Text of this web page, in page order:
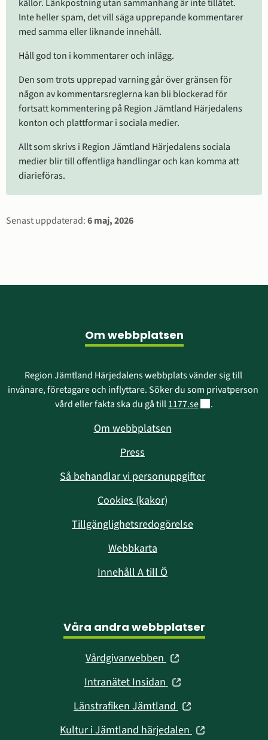
källor. Länkpostning utan sammanhang är inte tillåtet.
Inte heller spam, det vill säga upprepande kommentarer
med samma eller liknande innehåll.
Håll god ton i kommentarer och inlägg.
Den som trots upprepad varning går över gränsen för
någon av kommentarsreglerna kan bli blockerad för
fortsatt kommentering på Region Jämtland Härjedalens
konton och plattformar i sociala medier.
Allt som skrivs i Region Jämtland Härjedalens sociala
medier blir till offentliga handlingar och kan komma att
diarieföras.
Sidinformation
Senast uppdaterad:6 maj, 2026
Om webbplatsen
Region Jämtland Härjedalens webbplats vänder sig till
invånare, företagare och inflyttare. Söker du som privatperson
vård eller fakta ska du gå till 1177.seLänk till annan
.
Om webbplatsen
Press
Så behandlar vi personuppgifter
Cookies (kakor)
Tillgänglighetsredogörelse
Webbkarta
Innehåll A till Ö
Våra andra webbplatser
Vårdgivarwebben (öppnas
nytt
fönster)
Intranätet Insidan (öppnas
nytt
fönster)
Länstrafiken Jämtland (öppnas
nytt
Kultur i Jämtland härjedalen (öppnas